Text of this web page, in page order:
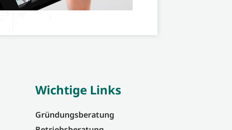
Wichtige Links
Gründungsberatung